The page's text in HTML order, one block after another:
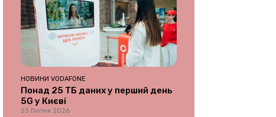
НОВИНИ VODAFONE
Понад 25 ТБ даних у перший день
5G у Києві
23 Липня 2026